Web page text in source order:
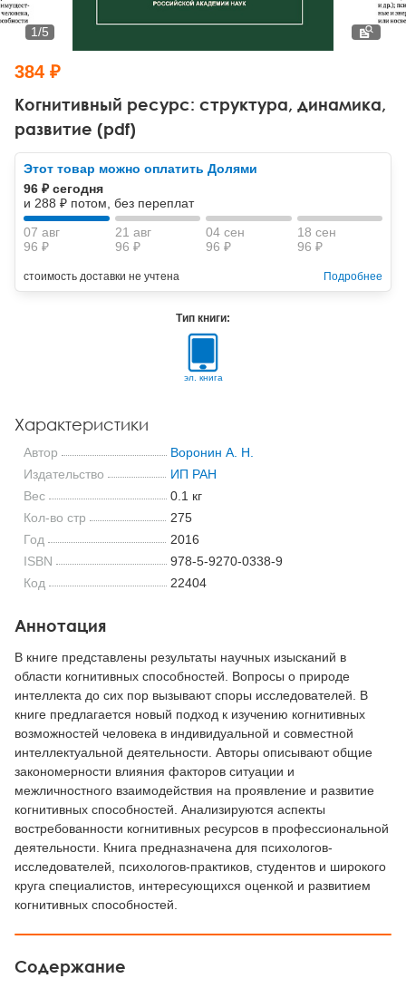
Тревожные расстройства, панические атаки
Психодрама
Другие направления психотерапии
Классический, эриксоновский гипноз и НЛП
НЛП
Психология труда и эргономика
Социальная психология
Социальная и организационная психология
Классический и юнгианский психоанализ
Когнитивный ресурс: структура, динамика,
развитие (pdf)
1/5
384 ₽
Этот товар можно оплатить Долями
96 ₽ сегодня
и 288 ₽ потом, без переплат
07 авг
96 ₽
21 авг
96 ₽
04 сен
96 ₽
18 сен
96 ₽
стоимость доставки не учтена Подробнее
Тип книги:
эл. книга
Характеристики
Автор
Воронин А. Н.
Издательство
ИП РАН
Вес
0.1 кг
Кол-во стр
275
Год
2016
ISBN
978-5-9270-0338-9
Код
22404
Аннотация
В книге представлены результаты научных изысканий в
области когнитивных способностей. Вопросы о природе
интеллекта до сих пор вызывают споры исследователей. В
книге предлагается новый подход к изучению когнитивных
возможностей человека в индивидуальной и совместной
интеллектуальной деятельности. Авторы описывают общие
закономерности влияния факторов ситуации и
межличностного взаимодействия на проявление и развитие
когнитивных способностей. Анализируются аспекты
востребованности когнитивных ресурсов в профессиональной
деятельности. Книга предназначена для психологов-
исследователей, психологов-практиков, студентов и широкого
круга специалистов, интересующихся оценкой и развитием
когнитивных способностей.
Содержание